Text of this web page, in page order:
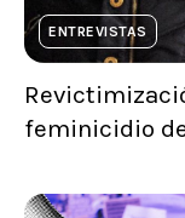
ENTREVISTAS
feminicidio